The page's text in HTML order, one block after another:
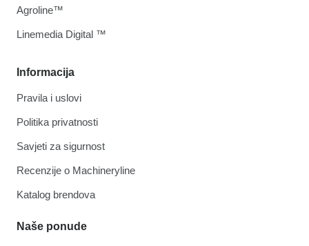
Informacija
Pravila i uslovi
Politika privatnosti
Savjeti za sigurnost
Recenzije o Machineryline
Katalog brendova
Naše ponude
Agroline™
Linemedia Digital ™